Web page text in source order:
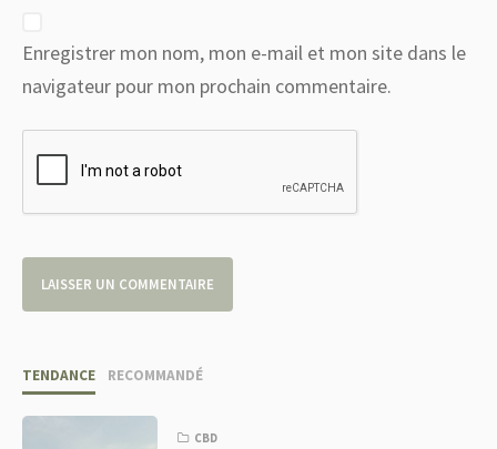
Enregistrer mon nom, mon e-mail et mon site dans le
navigateur pour mon prochain commentaire.
TENDANCE RECOMMANDÉ
CBD